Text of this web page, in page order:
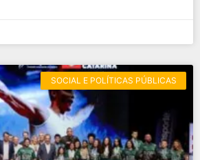
SOCIAL E POLÍTICAS PÚBLICAS